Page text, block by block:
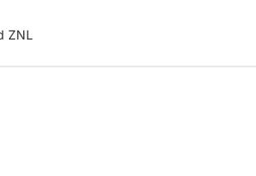
ZNL